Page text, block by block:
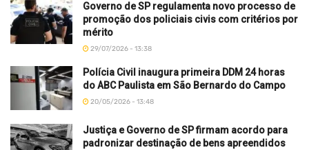
Governo de SP regulamenta novo processo de
promoção dos policiais civis com critérios por
mérito
29/07/2026 - 13:38
Polícia Civil inaugura primeira DDM 24 horas
do ABC Paulista em São Bernardo do Campo
20/05/2026 - 13:48
Justiça e Governo de SP firmam acordo para
padronizar destinação de bens apreendidos